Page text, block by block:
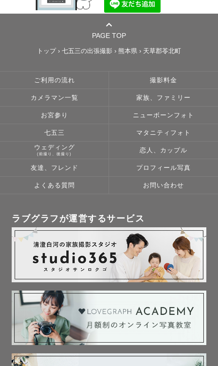
PAGE TOP
トップ › 七五三の出張撮影 › 熊本県 › 天草郡苓北町
ご利用の流れ 撮影料金
カメラマン一覧 家族、ファミリー
お宮参り ニューボーンフォト
七五三 マタニティフォト
ウェディング
(前撮り、後撮り)
恋人、カップル
友達、フレンド プロフィール写真
よくある質問 お問い合わせ
ラブグラフが運営するサービス